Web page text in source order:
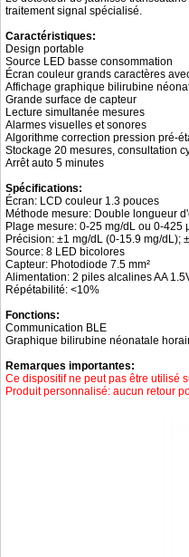
traitement signal spécialisé.
Caractéristiques:
Design portable
Source LED basse consommation
Écran couleur grands caractères
Affichage graphique bilirubine
Grande surface de capteur
Lecture simultanée mesures
Alarmes visuelles et sonores
Algorithme correction pression pré-
Stockage 20 mesures, consultation
Arrêt auto 5 minutes
Spécifications:
Écran: LCD couleur 1.3 pouces
Méthode mesure: Double longueur
Plage mesure: 0‑25 mg/dL ou 0‑425
Précision: ±1 mg/dL (0‑15.9 mg/dL);
Source: 8 LED bicolores
Capteur: Photodiode 7.5 mm²
Alimentation: 2 piles alcalines AA
Répétabilité: <10%
Fonctions:
Communication BLE
Graphique bilirubine néonatale
Remarques importantes:
Ce dispositif ne peut pas être utilisé
Produit personnalisé: aucun retour